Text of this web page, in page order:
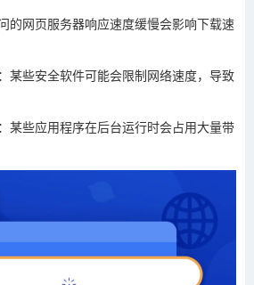
的网页服务器响应速度缓慢会影响下载速
：某些安全软件可能会限制网络速度，导致
：某些应用程序在后台运行时会占用大量带